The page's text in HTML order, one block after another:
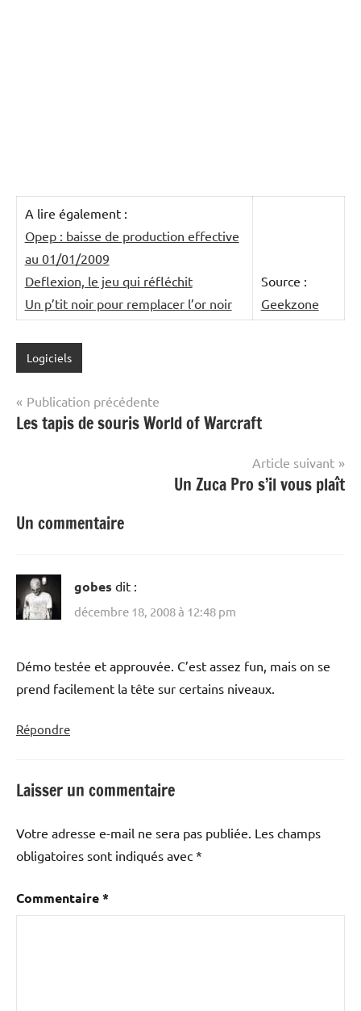
A lire également :
Opep : baisse de production effective
au 01/01/2009
Deflexion, le jeu qui réfléchit
Un p’tit noir pour remplacer l’or noir
Source :
Geekzone
Logiciels
Navigation
de
Publication précédente
Les tapis de souris World of Warcraft
Article suivant
Un Zuca Pro s’il vous plaît
Un commentaire
gobes dit :
décembre 18, 2008 à 12:48 pm
Démo testée et approuvée. C’est assez fun, mais on se
prend facilement la tête sur certains niveaux.
Répondre
Laisser un commentaire
Votre adresse e-mail ne sera pas publiée. Les champs
obligatoires sont indiqués avec *
Commentaire*